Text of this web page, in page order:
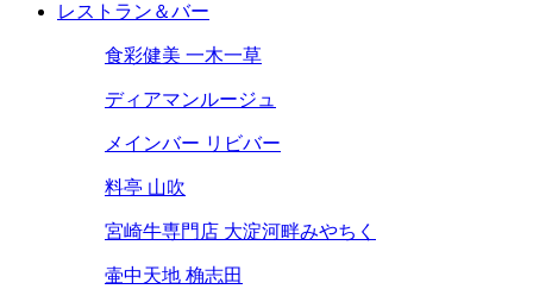
レストラン＆バー
食彩健美 一木一草
ディアマンルージュ
メインバー リビバー
料亭 山吹
宮崎牛専門店 大淀河畔みやちく
壷中天地 桷志田